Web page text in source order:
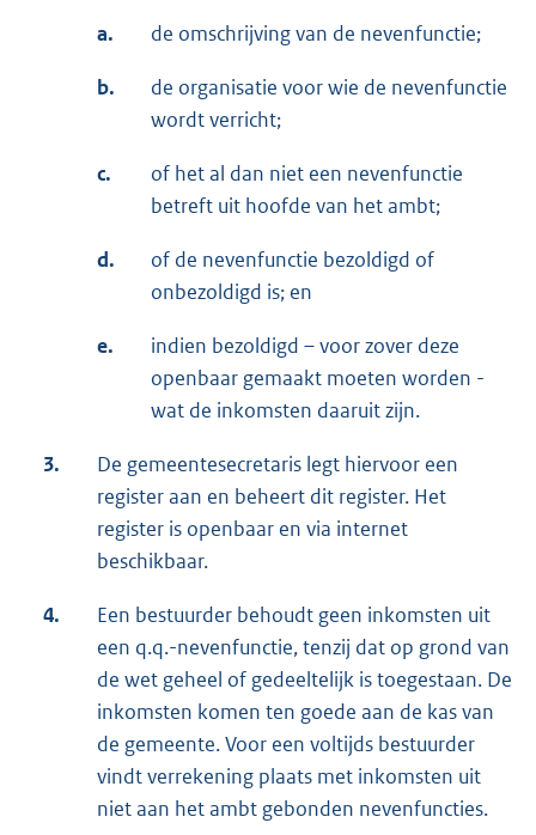
a. de omschrijving van de nevenfunctie;
b.
de organisatie voor wie de nevenfunctie
wordt verricht;
c.
of het al dan niet een nevenfunctie
betreft uit hoofde van het ambt;
d.
of de nevenfunctie bezoldigd of
onbezoldigd is; en
e.
indien bezoldigd – voor zover deze
openbaar gemaakt moeten worden -
wat de inkomsten daaruit zijn.
3.
De gemeentesecretaris legt hiervoor een
register aan en beheert dit register. Het
register is openbaar en via internet
beschikbaar.
4.
Een bestuurder behoudt geen inkomsten uit
een q.q.-nevenfunctie, tenzij dat op grond van
de wet geheel of gedeeltelijk is toegestaan. De
inkomsten komen ten goede aan de kas van
de gemeente. Voor een voltijds bestuurder
vindt verrekening plaats met inkomsten uit
niet aan het ambt gebonden nevenfuncties.